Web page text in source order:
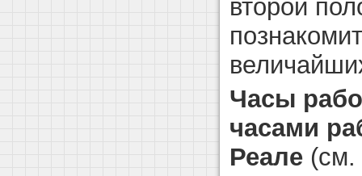
второй
Часы
часами
Реале